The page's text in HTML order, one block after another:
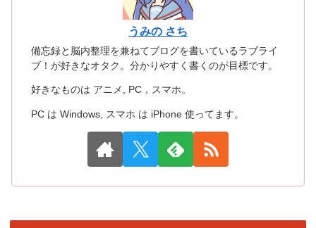
うみの さち
備忘録と脳内整理を兼ねてブログを書いているラブライ
ブ！が好きなオタク。分かりやすく書くのが目標です。
好きなものは アニメ, PC，スマホ。
PC は Windows, スマホ は iPhone 使ってます。